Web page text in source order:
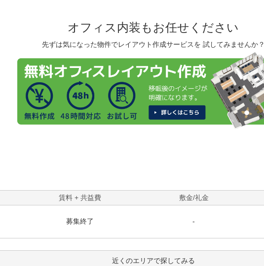
オフィス内装もお任せください
先ずは気になった物件でレイアウト作成サービスを 試してみませんか
賃料 + 共益費 敷金/礼金
募集終了 -
近くのエリアで探してみる